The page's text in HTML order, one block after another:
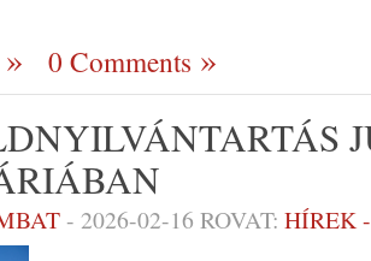
0 Comments
- 2026-02-16 ROVAT: HÍREK